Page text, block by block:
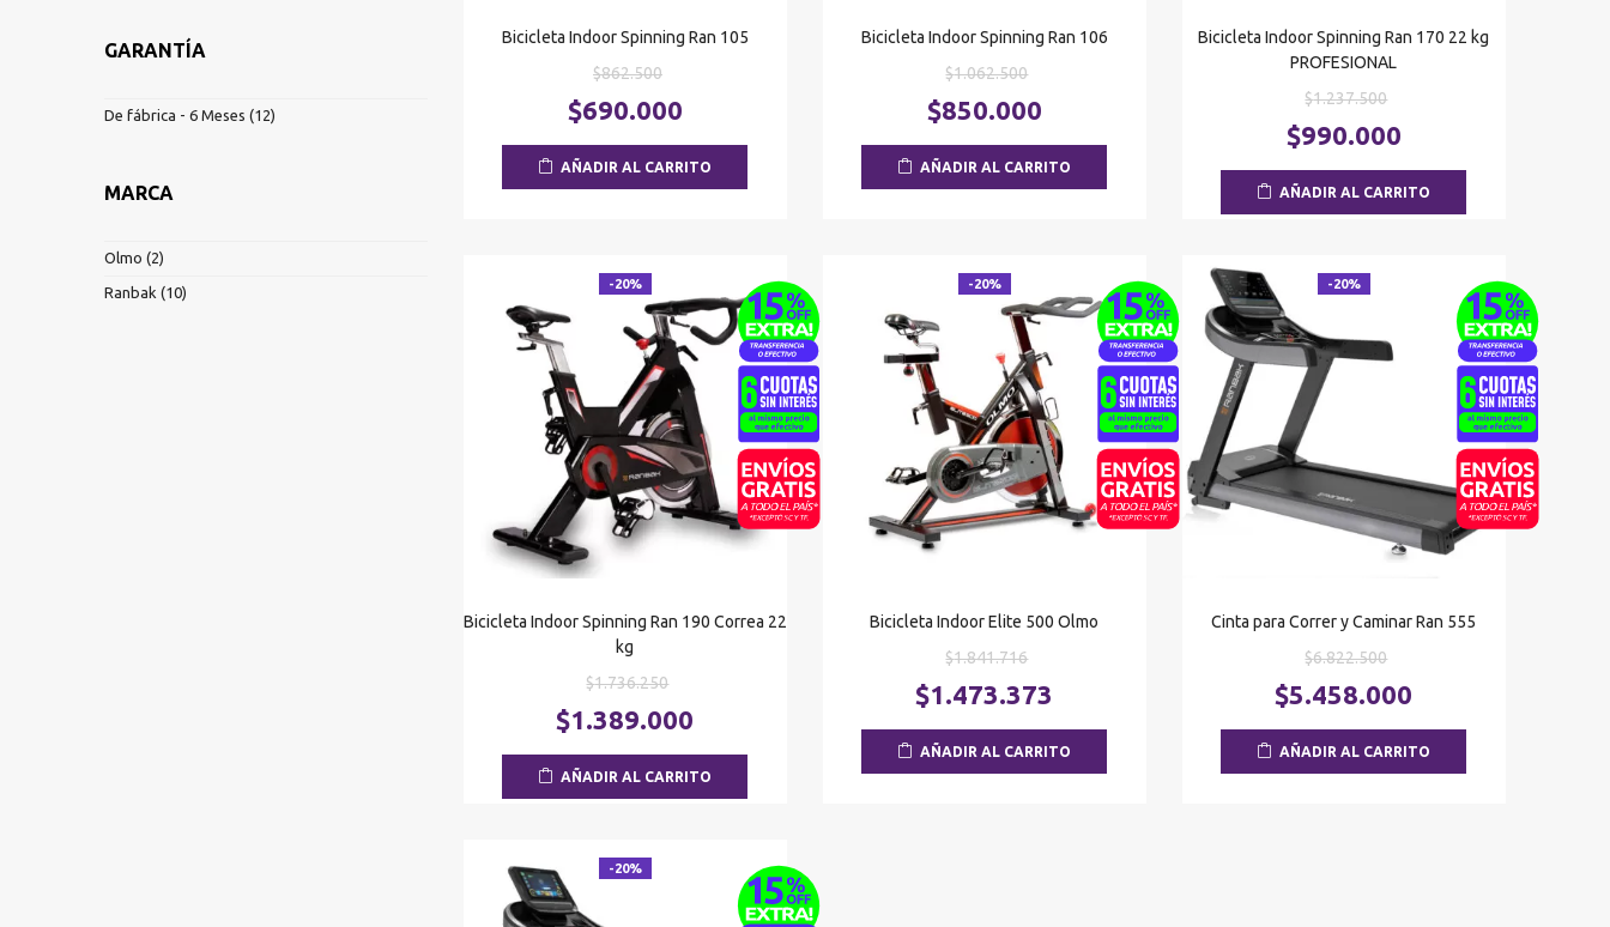
Bicicleta Indoor Spinning Ran 105
$862.500El
precio
original
$690.000
AÑADIR AL CARRITO
Bicicleta Indoor Spinning Ran 106
$1.062.500El
precio
original
$850.000
$850.000.
AÑADIR AL CARRITO
Bicicleta Indoor Spinning Ran 170 22 kg
PROFESIONAL
$1.237.500El
precio
original
$990.000
AÑADIR AL CARRITO
-20%
Bicicleta Indoor Spinning Ran 190 Correa 22
kg
$1.736.250El
precio
original
$1.389.000
AÑADIR AL CARRITO
-20%
Bicicleta Indoor Elite 500 Olmo
$1.841.716El
precio
original
$1.473.373
AÑADIR AL CARRITO
-20%
Cinta para Correr y Caminar Ran 555
$6.822.500El
precio
original
$5.458.000
AÑADIR AL CARRITO
-20%
GARANTÍA
De fábrica - 6 Meses (12)
MARCA
Olmo (2)
Ranbak (10)